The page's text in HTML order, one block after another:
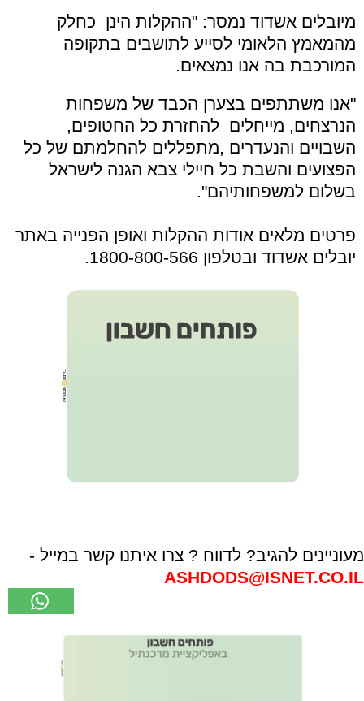
מיובלים אשדוד נמסר: "ההקלות הינן כחלק
מהמאמץ הלאומי לסייע לתושבים בתקופה
המורכבת בה אנו נמצאים.
"אנו משתתפים בצערן הכבד של משפחות
הנרצחים, מייחלים להחזרת כל החטופים,
השבויים והנעדרים ,מתפללים להחלמתם של כל
הפצועים והשבת כל חיילי צבא הגנה לישראל
בשלום למשפחותיהם".
פרטים מלאים אודות ההקלות ואופן הפנייה באתר
יובלים אשדוד ובטלפון 1800-800-566.
מעוניינים להגיב? לדווח ? צרו איתנו קשר במייל -
ASHDODS@ISNET.CO.IL